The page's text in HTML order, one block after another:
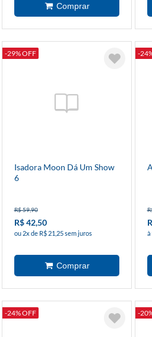
-29% OFF
Isadora Moon Dá Um Show
6
R$ 59,90
R$ 42,50
ou 2x de R$ 21,25 sem juros
-
à
-24% OFF -